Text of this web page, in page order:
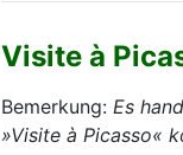
Visite à
Bemerkung: Es
»Visite à Picasso«